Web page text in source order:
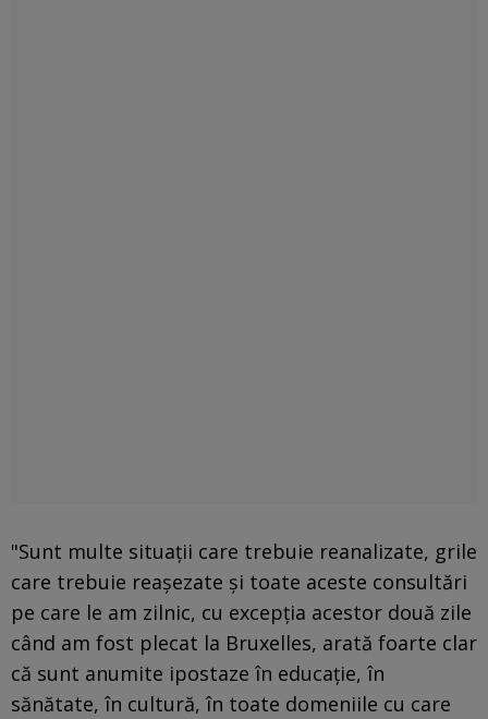
"Sunt multe situații care trebuie reanalizate, grile
care trebuie reașezate și toate aceste consultări
pe care le am zilnic, cu excepția acestor două zile
când am fost plecat la Bruxelles, arată foarte clar
că sunt anumite ipostaze în educație, în
sănătate, în cultură, în toate domeniile cu care